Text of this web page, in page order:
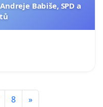
Babiše, SPD a
8 »